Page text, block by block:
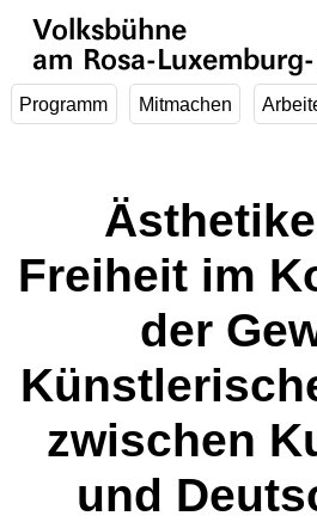
Volksbühne
am Rosa-
Programm Mitmachen
Freiheit im
der
zwischen
und